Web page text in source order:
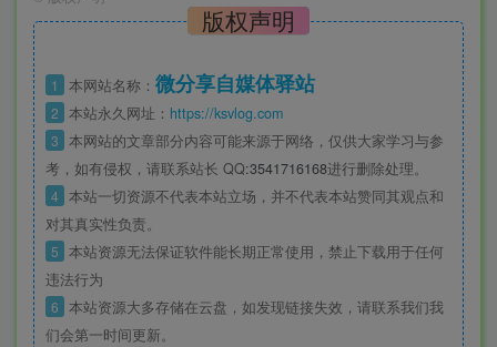
版权声明
1 本网站名称： 微分享自媒体驿站
2 本站永久网址： https://ksvlog.com
3 本网站的文章部分内容可能来源于网络，仅供大家学习与参
考，如有侵权，请联系站长 QQ:3541716168进行删除处理。
4 本站一切资源不代表本站立场，并不代表本站赞同其观点和
对其真实性负责。
5 本站资源无法保证软件能长期正常使用，禁止下载用于任何
违法行为
6 本站资源大多存储在云盘，如发现链接失效，请联系我们我
们会第一时间更新。